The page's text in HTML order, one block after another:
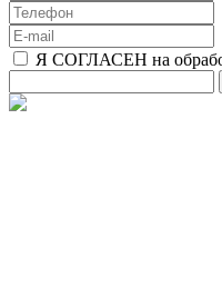
Я СОГЛАСЕН на